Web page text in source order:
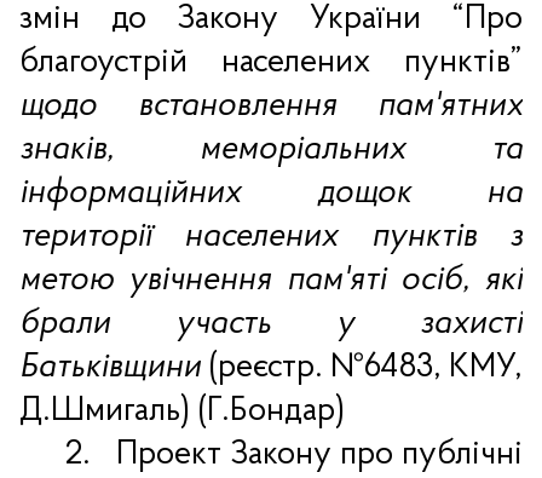
змін до Закону України “Про
благоустрій населених пунктів”
щодо встановлення пам'ятних
знаків, меморіальних та
інформаційних дощок на
території населених пунктів з
метою увічнення пам'яті осіб, які
брали участь у захисті
Батьківщини (реєстр. №6483, КМУ,
Д.Шмигаль) (Г.Бондар)
2.
Проект Закону про публічні